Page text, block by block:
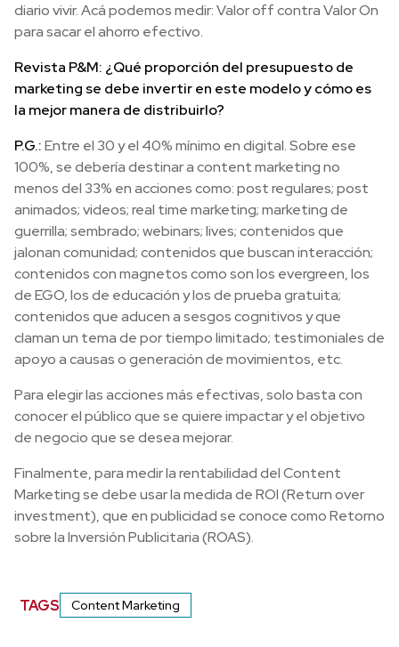
diario vivir. Acá podemos medir: Valor off contra Valor On
para sacar el ahorro efectivo.
Revista P&M: ¿Qué proporción del presupuesto de
marketing se debe invertir en este modelo y cómo es
la mejor manera de distribuirlo?
P.G.:Entre el 30 y el 40% mínimo en digital. Sobre ese
100%, se debería destinar a content marketing no
menos del 33% en acciones como: post regulares; post
animados; videos; real time marketing; marketing de
guerrilla; sembrado; webinars; lives; contenidos que
jalonan comunidad; contenidos que buscan interacción;
contenidos con magnetos como son los evergreen, los
de EGO, los de educación y los de prueba gratuita;
contenidos que aducen a sesgos cognitivos y que
claman un tema de por tiempo limitado; testimoniales de
apoyo a causas o generación de movimientos, etc.
Para elegir las acciones más efectivas, solo basta con
conocer el público que se quiere impactar y el objetivo
de negocio que se desea mejorar.
Finalmente, para medir la rentabilidad del Content
Marketing se debe usar la medida de ROI (Return over
investment), que en publicidad se conoce como Retorno
sobre la Inversión Publicitaria (ROAS).
TAGS Content Marketing